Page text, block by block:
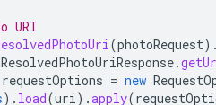
URI
(photoRequest
.
requestOptions = new
). load(uri).apply(